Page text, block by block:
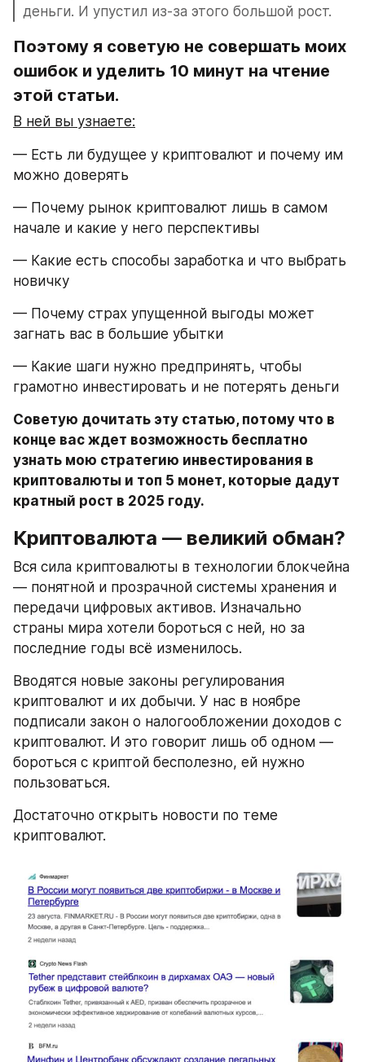
деньги. И упустил из-за этого большой рост.
Поэтому я советую не совершать моих
ошибок и уделить 10 минут на чтение
этой статьи.
В ней вы узнаете:
— Есть ли будущее у криптовалют и почему им
можно доверять
— Почему рынок криптовалют лишь в самом
начале и какие у него перспективы
— Какие есть способы заработка и что выбрать
новичку
— Почему страх упущенной выгоды может
загнать вас в большие убытки
— Какие шаги нужно предпринять, чтобы
грамотно инвестировать и не потерять деньги
Советую дочитать эту статью, потому что в
конце вас ждет возможность бесплатно
узнать мою стратегию инвестирования в
криптовалюты и топ 5 монет, которые дадут
кратный рост в 2025 году.
Криптовалюта — великий обман?
Вся сила криптовалюты в технологии блокчейна
— понятной и прозрачной системы хранения и
передачи цифровых активов. Изначально
страны мира хотели бороться с ней, но за
последние годы всё изменилось.
Вводятся новые законы регулирования
криптовалют и их добычи. У нас в ноябре
подписали закон о налогообложении доходов с
криптовалют. И это говорит лишь об одном —
бороться с криптой бесполезно, ей нужно
пользоваться.
Достаточно открыть новости по теме
криптовалют.